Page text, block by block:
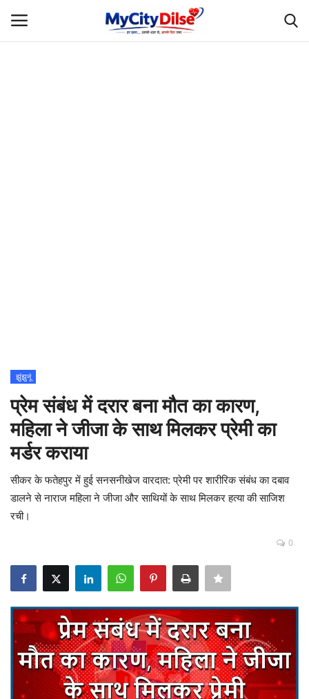
शिक्षा
Rajasthani Influencers
देश
दुनिया
ऑटोमोबाइल
पॉलिटिक्स
धर्म
बिजनेस
टेक ज्ञान
झुंझुनूं
प्रेम संबंध में दरार बना मौत का कारण,
महिला ने जीजा के साथ मिलकर प्रेमी का
मर्डर कराया
सीकर के फतेहपुर में हुई सनसनीखेज वारदात: प्रेमी पर शारीरिक संबंध का दबाव
डालने से नाराज महिला ने जीजा और साथियों के साथ मिलकर हत्या की साजिश
रची।
0